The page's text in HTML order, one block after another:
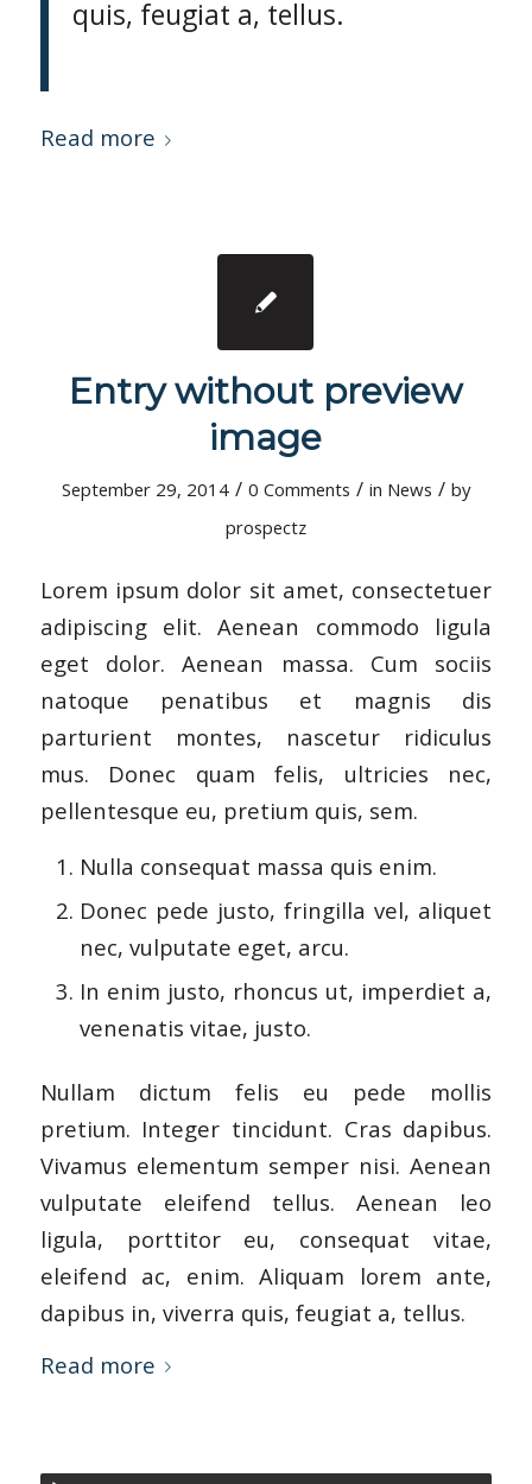
quis, feugiat a, tellus.
Read more
Entry without preview
image
September 29, 2014 / 0 Comments / in News / by
prospectz
Lorem ipsum dolor sit amet, consectetuer
adipiscing elit. Aenean commodo ligula
eget dolor. Aenean massa. Cum sociis
natoque penatibus et magnis dis
parturient montes, nascetur ridiculus
mus. Donec quam felis, ultricies nec,
pellentesque eu, pretium quis, sem.
Nulla consequat massa quis enim.
Donec pede justo, fringilla vel, aliquet
nec, vulputate eget, arcu.
In enim justo, rhoncus ut, imperdiet a,
venenatis vitae, justo.
Nullam dictum felis eu pede mollis
pretium. Integer tincidunt. Cras dapibus.
Vivamus elementum semper nisi. Aenean
vulputate eleifend tellus. Aenean leo
ligula, porttitor eu, consequat vitae,
eleifend ac, enim. Aliquam lorem ante,
dapibus in, viverra quis, feugiat a, tellus.
Read more